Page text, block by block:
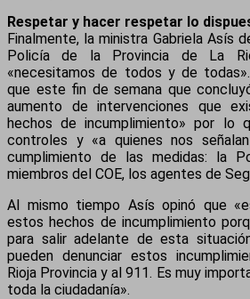
Respetar y hacer respetar lo
Finalmente, la ministra Gabriela Asís
Policía de la Provincia de La
«necesitamos de todos y de
que este fin de semana que
aumento de intervenciones que
hechos de incumplimiento» por lo
controles y «a quienes nos
cumplimiento de las medidas: la
miembros del COE, los agentes de
Al mismo tiempo Asís opinó que
estos hechos de incumplimiento
para salir adelante de esta
pueden denunciar estos
Rioja Provincia y al 911. Es muy
toda la ciudadanía».